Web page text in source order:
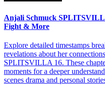
Anjali Schmuck
Fight & More
Explore detailed timestamps
revelations about her
SPLITSVILLA 16. These
moments for a deeper
scenes drama and personal